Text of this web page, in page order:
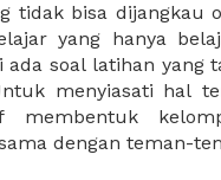
tidak bisa dijangkau
yang hanya
ada soal latihan yang
menyiasati hal
membentuk
dengan teman-
selalu hadir
apapun. Kalian
sesuai dengan